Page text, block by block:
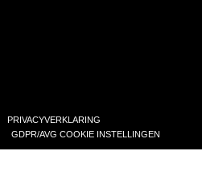
PRIVACYVERKLARING
GDPR/AVG COOKIE INSTELLINGEN